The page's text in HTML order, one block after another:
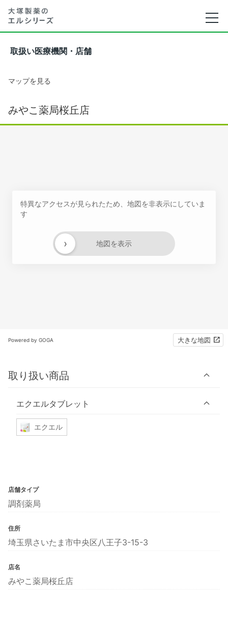
取扱い医療機関・店舗
マップを見る
みやこ薬局桜丘店
特異なアクセスが見られたため、地図を非表示にしていま
す
地図を表示
›
Powered by GOGA 大きな地図
取り扱い商品
エクエルタブレット
エクエル
店舗タイプ
調剤薬局
住所
埼玉県さいたま市中央区八王子3-15-3
店名
みやこ薬局桜丘店